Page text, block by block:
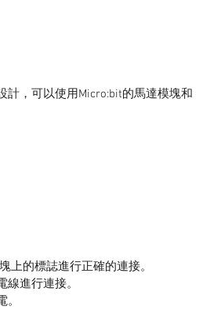
計，可以使用Micro:bit的馬達模塊和
上的標誌進行正確的連接。
進行連接。